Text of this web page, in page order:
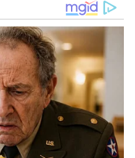
C. A., & Helbling, A. (2004).
immunotherapy
and hazelnut.
9995.2004.00626.x